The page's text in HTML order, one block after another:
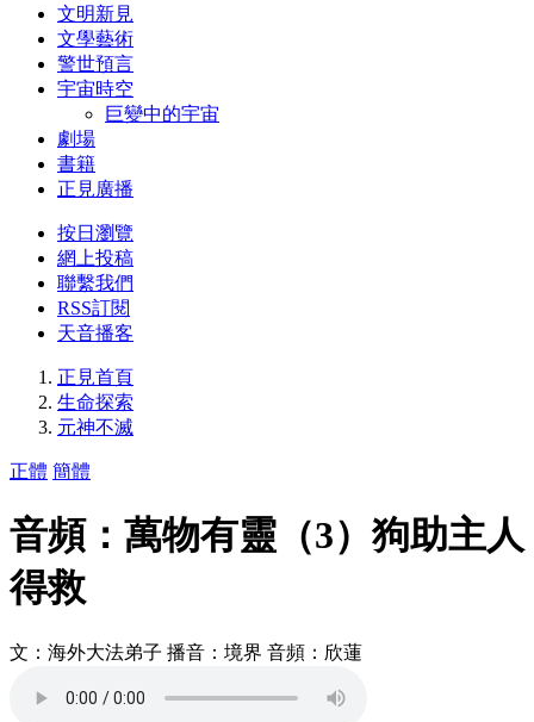
文明新見
文學藝術
警世預言
宇宙時空
巨變中的宇宙
劇場
書籍
正見廣播
按日瀏覽
網上投稿
聯繫我們
RSS訂閱
天音播客
正見首頁
生命探索
元神不滅
正體 簡體
音頻：萬物有靈（3）狗助主人
得救
文：海外大法弟子 播音：境界 音頻：欣蓮